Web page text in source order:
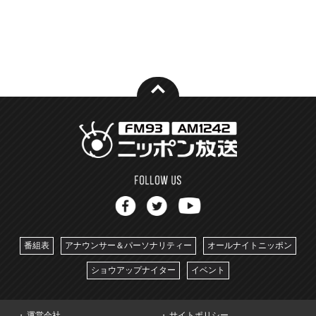
番組表 アナウンサー＆パーソナリティー オールナイトニッポン
ショウアップナイター イベント